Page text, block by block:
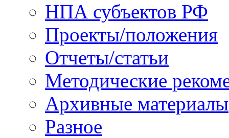
НПА субъектов РФ
Проекты/положения
Отчеты/статьи
Методические
Архивные материалы
Разное